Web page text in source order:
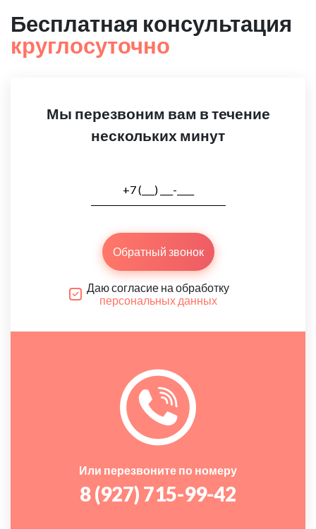
Бесплатная консультация
круглосуточно
Мы перезвоним вам в течение
нескольких минут
Обратный звонок
Даю согласие на обработку
персональных данных
Или перезвоните по номеру
8 (927) 715-99-42